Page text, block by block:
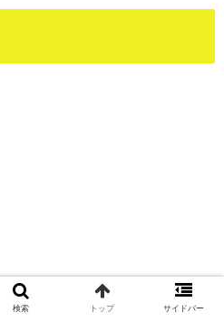
検索 トップ サイドバー